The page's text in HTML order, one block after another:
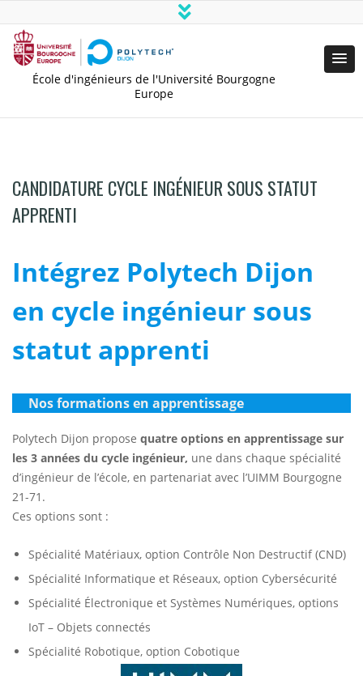
École d'ingénieurs de l'Université Bourgogne
Europe
CANDIDATURE CYCLE INGÉNIEUR SOUS STATUT
APPRENTI
Intégrez Polytech Dijon
en cycle ingénieur sous
statut apprenti
Nos formations en apprentissage
Polytech Dijon propose quatre options en apprentissage sur
les 3 années du cycle ingénieur, une dans chaque spécialité
d’ingénieur de l’école, en partenariat avec l’UIMM Bourgogne
21-71.
Ces options sont :
Spécialité Matériaux, option Contrôle Non Destructif (CND)
Spécialité Informatique et Réseaux, option Cybersécurité
Spécialité Électronique et Systèmes Numériques, options
IoT – Objets connectés
Spécialité Robotique, option Cobotique